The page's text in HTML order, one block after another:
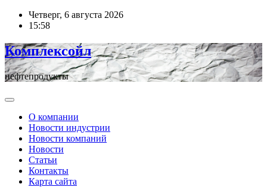
ПерейтиЧетверг, 6 августа 2026
15:58
Комплексойл
нефтепродукты
О компании
Новости индустрии
Новости компаний
Новости
Статьи
Контакты
Карта сайта